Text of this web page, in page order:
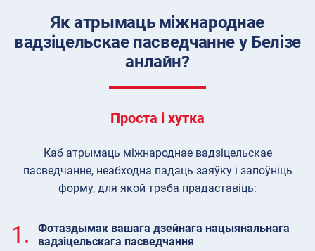
Як атрымаць міжнароднае
вадзіцельскае пасведчанне у Белізе
анлайн?
Проста і хутка
Каб атрымаць міжнароднае вадзіцельскае
пасведчанне, неабходна падаць заяўку і запоўніць
форму, для якой трэба прадаставіць:
1.
Фотаздымак вашага дзейнага нацыянальнага
вадзіцельскага пасведчання